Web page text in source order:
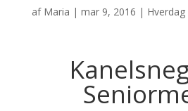
af Maria | mar 9, 2016 | Hverdag